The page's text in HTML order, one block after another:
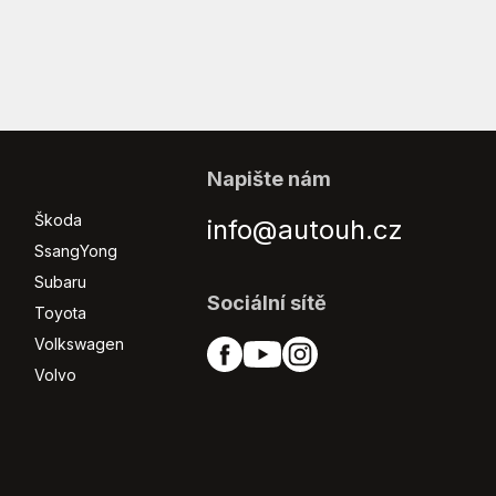
Škoda
SsangYong
Subaru
Toyota
Volkswagen
Volvo
Napište nám
info@autouh.cz
Sociální sítě